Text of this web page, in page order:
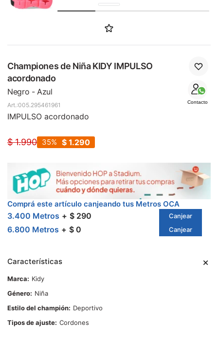
Championes de Niña KIDY IMPULSO
acordonado
Negro - Azul
Contacto
005.295461961
IMPULSO acordonado
$ 1.990 $ 1.290
35
Comprá este artículo canjeando tus Metros OCA
3.400 Metros $ 290 Canjear
6.800 Metros $ 0 Canjear
Características
Marca
Kidy
Género
Niña
Estilo del champión
Deportivo
Tipos de ajuste Cordones